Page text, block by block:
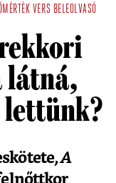
VERS BELEOLVASÓ
látná,
A